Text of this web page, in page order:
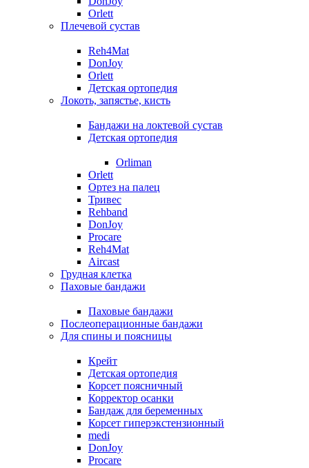
Orlett
Плечевой сустав
Reh4Mat
DonJoy
Orlett
Детская ортопедия
Локоть, запястье, кисть
Бандажи на локтевой сустав
Детская ортопедия
Orliman
Orlett
Ортез на палец
Тривес
Rehband
DonJoy
Procare
Reh4Mat
Aircast
Грудная клетка
Паховые бандажи
Паховые бандажи
Послеоперационные бандажи
Для спины и поясницы
Крейт
Детская ортопедия
Корсет поясничный
Корректор осанки
Бандаж для беременных
Корсет гиперэкстензионный
medi
DonJoy
Procare